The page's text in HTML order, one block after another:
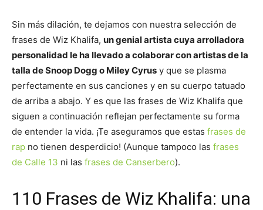
Sin más dilación, te dejamos con nuestra selección de
frases de Wiz Khalifa, un genial artista cuya arrolladora
personalidad le ha llevado a colaborar con artistas de la
talla de Snoop Dogg o Miley Cyrus y que se plasma
perfectamente en sus canciones y en su cuerpo tatuado
de arriba a abajo. Y es que las frases de Wiz Khalifa que
siguen a continuación reflejan perfectamente su forma
de entender la vida. ¡Te aseguramos que estas frases de
rap no tienen desperdicio! (Aunque tampoco las frases
de Calle 13 ni las frases de Canserbero).
110 Frases de Wiz Khalifa: una